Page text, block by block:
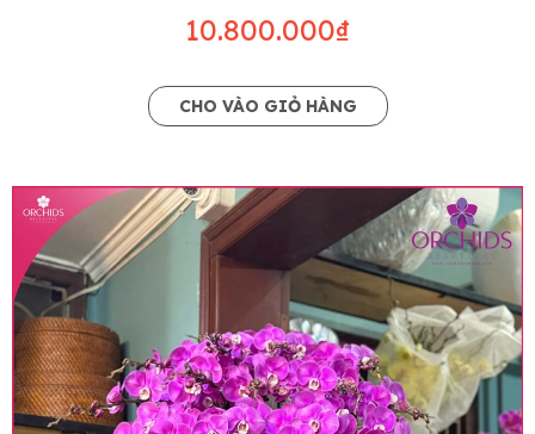
10.800.000₫
CHO VÀO GIỎ HÀNG